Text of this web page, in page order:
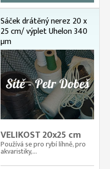
Sáček drátěný nerez 20 x
25 cm/ výplet Uhelon 340
µm
VELIKOST 20x25 cm
Používá se pro rybí líhně, pro
akvaristiky,...